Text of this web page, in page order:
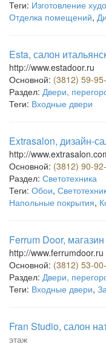
Теги: Изготовление
Отделка помещений,
Esta, салон
http://www.estadoor.ru
Основной: (3812) 59-
Раздел: Двери,
Теги: Входные двери
Extrasalon, дизайн-
http://
Основной: (3812) 90-
Раздел: Светотехника
Теги: Обои,
Напольные покрытия,
Ferrum Door,
http://www.ferrumdoor.ru
Основной: (3812) 53-
Раздел: Двери,
Теги: Входные двери,
Fran Studio, салон
этаж